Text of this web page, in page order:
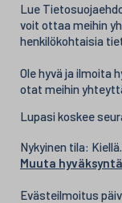
Lue
voit ottaa meihin
henkilökohtaisia
Ole hyvä ja ilmoita
otat meihin
Lupasi koskee
Nykyinen tila: Kiellä.
Muuta
Evästeilmoitus